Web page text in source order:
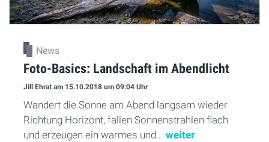
News
Foto-Basics: Landschaft im Abendlicht
Jill Ehrat am 15.10.2018 um 09:04 Uhr
Wandert die Sonne am Abend langsam wieder
Richtung Horizont, fallen Sonnenstrahlen flach
und erzeugen ein warmes und... weiter